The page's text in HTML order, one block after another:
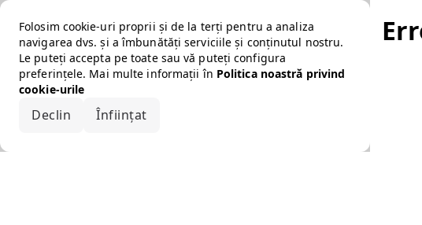
Folosim cookie-uri proprii și de la terți pentru a analiza
navigarea dvs. și a îmbunătăți serviciile și conținutul nostru.
Le puteți accepta pe toate sau vă puteți configura
preferințele. Mai multe informații în Politica noastră privind
cookie-urile
Declin Înființat